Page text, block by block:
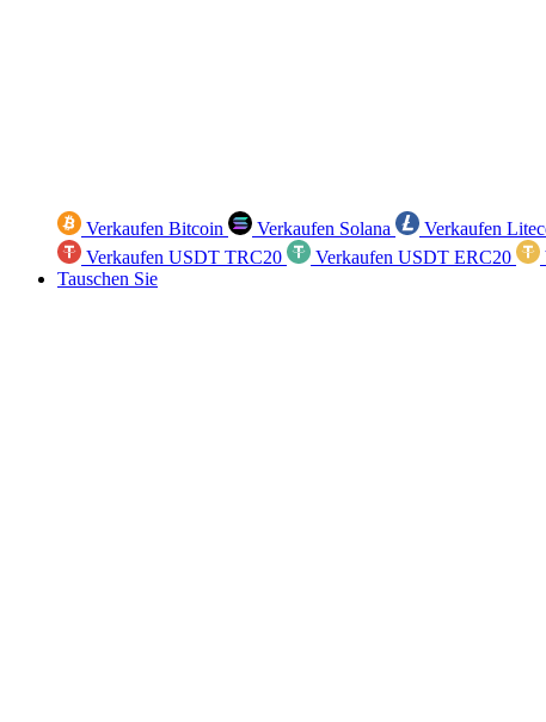
Verkaufen Bitcoin Verkaufen Solana Verkaufen
Verkaufen USDT TRC20
Verkaufen USDT ERC20
Tauschen Sie